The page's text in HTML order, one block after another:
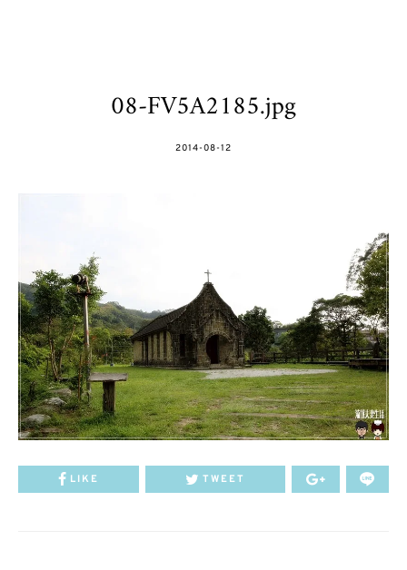
08-FV5A2185.jpg
POSTED
2014-08-12
LIKE TWEET